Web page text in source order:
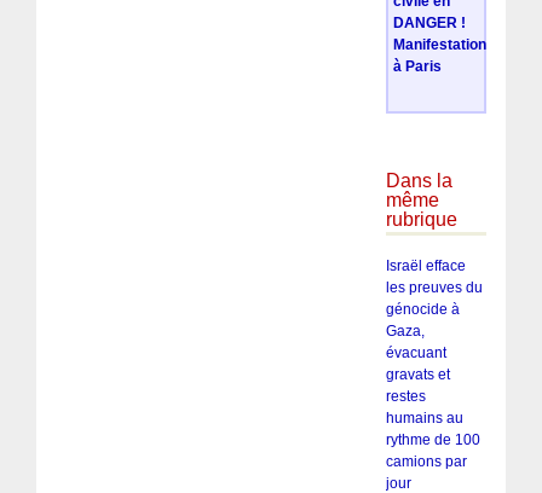
DANGER !
Manifestation
à Paris
Dans la
même
rubrique
Israël efface
les preuves du
génocide à
Gaza,
évacuant
gravats et
restes
humains au
rythme de 100
camions par
jour